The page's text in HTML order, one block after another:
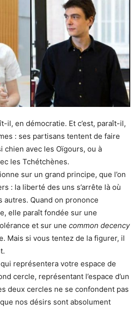
il, en démocratie. Et c’est, paraît-il,
: ses partisans tentent de faire
chien avec les Oïgours, ou à
les Tchétchènes.
sur un grand principe, que l’on
: la liberté des uns s’arrête là où
autres. Quand on prononce
elle paraît fondée sur une
et sur une common decency
Mais si vous tentez de la figurer, il
représentera votre espace de
cercle, représentant l’espace d’un
deux cercles ne se confondent pas
nos désirs sont absolument